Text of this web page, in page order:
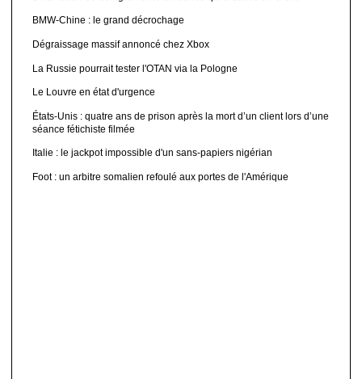
BMW-Chine : le grand décrochage
Dégraissage massif annoncé chez Xbox
La Russie pourrait tester l'OTAN via la Pologne
Le Louvre en état d'urgence
États-Unis : quatre ans de prison après la mort d’un client lors d’une
séance fétichiste filmée
Italie : le jackpot impossible d'un sans-papiers nigérian
Foot : un arbitre somalien refoulé aux portes de l'Amérique